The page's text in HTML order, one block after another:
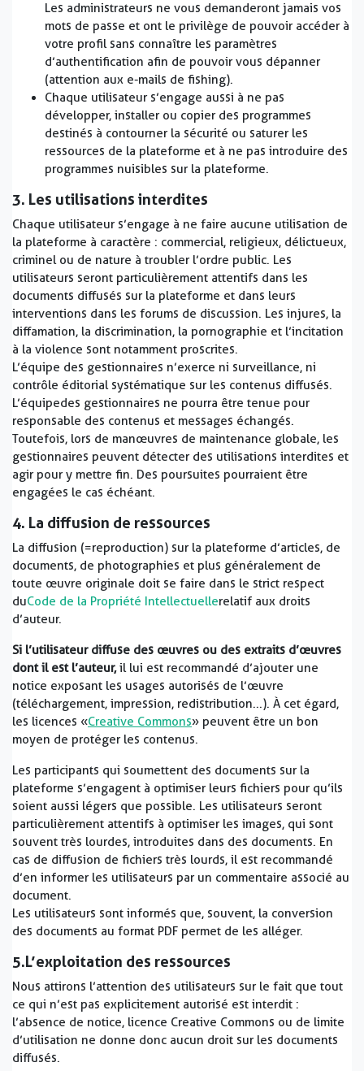
Les administrateurs ne vous demanderont jamais vos
mots de passe et ont le privilège de pouvoir accéder à
votre profil sans connaître les paramètres
d’authentification afin de pouvoir vous dépanner
(attention aux e-mails de fishing).
Chaque utilisateur s’engage aussi à ne pas
développer, installer ou copier des programmes
destinés à contourner la sécurité ou saturer les
ressources de la plateforme et à ne pas introduire des
programmes nuisibles sur la plateforme.
3. Les utilisations interdites
Chaque utilisateur s’engage à ne faire aucune utilisation de
la plateforme à caractère : commercial, religieux, délictueux,
criminel ou de nature à troubler l’ordre public. Les
utilisateurs seront particulièrement attentifs dans les
documents diffusés sur la plateforme et dans leurs
interventions dans les forums de discussion. Les injures, la
diffamation, la discrimination, la pornographie et l’incitation
à la violence sont notamment proscrites.
L’équipe des gestionnaires n’exerce ni surveillance, ni
contrôle éditorial systématique sur les contenus diffusés.
L’équipe des gestionnaires ne pourra être tenue pour
responsable des contenus et messages échangés.
Toutefois, lors de manœuvres de maintenance globale, les
gestionnaires peuvent détecter des utilisations interdites et
agir pour y mettre fin. Des poursuites pourraient être
engagées le cas échéant.
4. La diffusion de ressources
La diffusion (=reproduction) sur la plateforme d’articles, de
documents, de photographies et plus généralement de
toute œuvre originale doit se faire dans le strict respect
duCode de la Propriété Intellectuellerelatif aux droits
d’auteur.
Si l’utilisateur diffuse des œuvres ou des extraits d’œuvres
dont il est l’auteur,il lui est recommandé d’ajouter une
notice exposant les usages autorisés de l’œuvre
(téléchargement, impression, redistribution...). À cet égard,
les licences «Creative Commons» peuvent être un bon
moyen de protéger les contenus.
Les participants qui soumettent des documents sur la
plateforme s’engagent à optimiser leurs fichiers pour qu’ils
soient aussi légers que possible. Les utilisateurs seront
particulièrement attentifs à optimiser les images, qui sont
souvent très lourdes, introduites dans des documents. En
cas de diffusion de fichiers très lourds, il est recommandé
d’en informer les utilisateurs par un commentaire associé au
document.
Les utilisateurs sont informés que, souvent, la conversion
des documents au format PDF permet de les alléger.
5.L’exploitation des ressources
Nous attirons l’attention des utilisateurs sur le fait que tout
ce qui n’est pas explicitement autorisé est interdit :
l’absence de notice, licence Creative Commons ou de limite
d’utilisation ne donne donc aucun droit sur les documents
diffusés.